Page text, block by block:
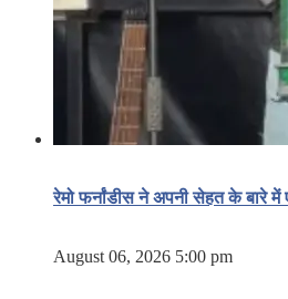
रेमो फर्नांडीस ने अपनी सेहत के बारे में
August 06, 2026 5:00 pm